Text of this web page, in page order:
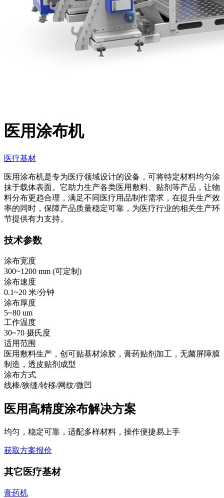
医用涂布机
医疗基材
医用涂布机是专为医疗领域设计的设备，可将特定材料均匀涂
抹于载体表面。它助力生产各类医用敷料、贴剂等产品，让物
料分布更趋合理，满足不同医疗用品制作需求，在提升生产效
率的同时，保障产品质量稳定可靠，为医疗行业的相关生产环
节提供有力支持。
技术参数
涂布宽度
300~1200 mm (可定制 )
涂布速度
0.1~20 米/分钟
涂布厚度
5~80 um
工作温度
30~70 摄氏度
适用范围
医用敷料生产，创可贴基材涂胶，膏药贴剂加工，无菌屏障膜
制造，透皮贴剂成型
涂布方式
线棒/狭缝/转移/网纹/微凹
医用高精度涂布解决方案
均匀，稳定可靠，适配多样材料，操作便捷易上手
获取方案报价
其它医疗基材
膏药机